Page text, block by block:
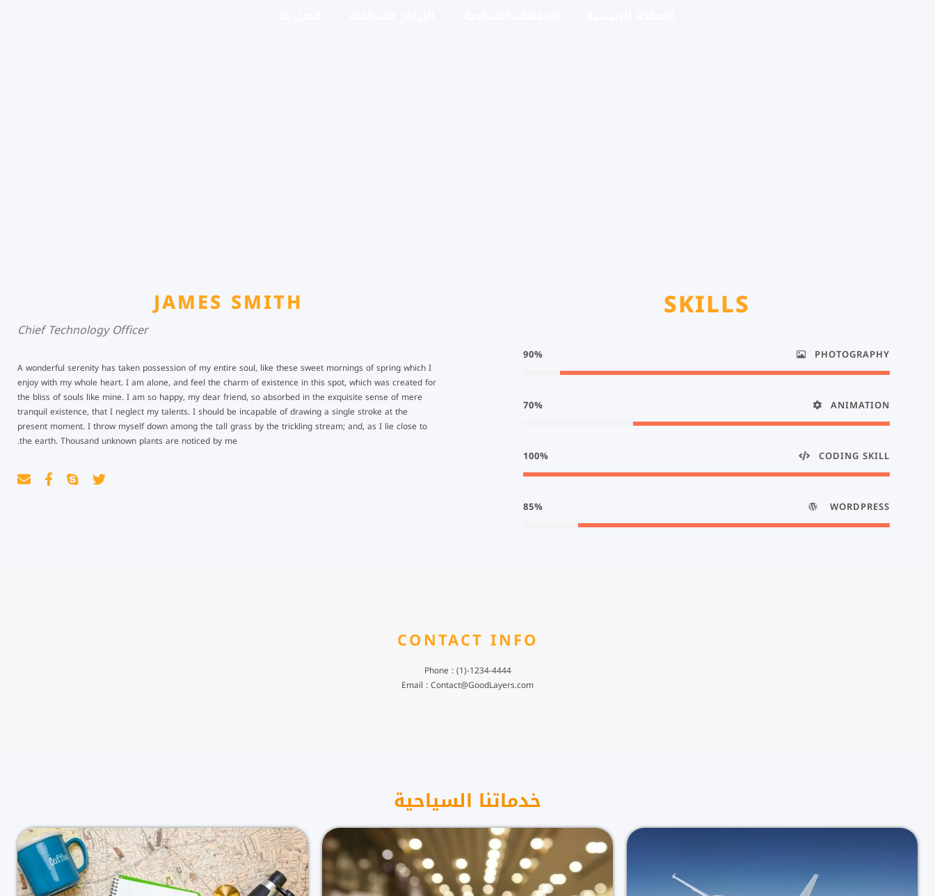
SKILLS
PHOTOGRAPHY
90%
ANIMATION
70%
CODING SKILL
100%
WORDPRESS
85%
JAMES SMITH
Chief Technology Officer
A wonderful serenity has taken possession of my entire soul, like these sweet mornings of spring which I
enjoy with my whole heart. I am alone, and feel the charm of existence in this spot, which was created for
the bliss of souls like mine. I am so happy, my dear friend, so absorbed in the exquisite sense of mere
tranquil existence, that I neglect my talents. I should be incapable of drawing a single stroke at the
present moment. I throw myself down among the tall grass by the trickling stream; and, as I lie close to
the earth. Thousand unknown plants are noticed by me.
CONTACT INFO
Phone : (1)-1234-4444
Email : Contact@GoodLayers.com
خدماتنا السياحية